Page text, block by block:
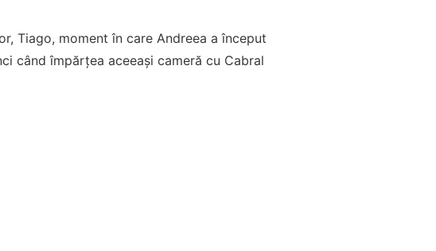
Tiago, moment în care Andreea a început
când împărțea aceeași cameră cu Cabral